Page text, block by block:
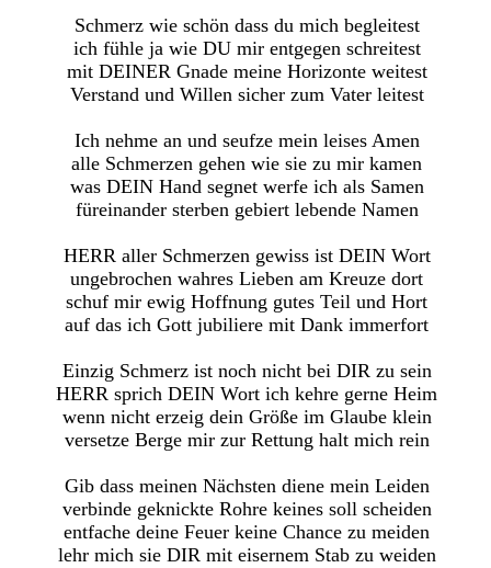
Schmerz wie schön dass du mich begleitest
ich fühle ja wie DU mir entgegen schreitest
mit DEINER Gnade meine Horizonte weitest
Verstand und Willen sicher zum Vater leitest
Ich nehme an und seufze mein leises Amen
alle Schmerzen gehen wie sie zu mir kamen
was DEIN Hand segnet werfe ich als Samen
füreinander sterben gebiert lebende Namen
HERR aller Schmerzen gewiss ist DEIN Wort
ungebrochen wahres Lieben am Kreuze dort
schuf mir ewig Hoffnung gutes Teil und Hort
auf das ich Gott jubiliere mit Dank immerfort
Einzig Schmerz ist noch nicht bei DIR zu sein
HERR sprich DEIN Wort ich kehre gerne Heim
wenn nicht erzeig dein Größe im Glaube klein
versetze Berge mir zur Rettung halt mich rein
Gib dass meinen Nächsten diene mein Leiden
verbinde geknickte Rohre keines soll scheiden
entfache deine Feuer keine Chance zu meiden
lehr mich sie DIR mit eisernem Stab zu weiden